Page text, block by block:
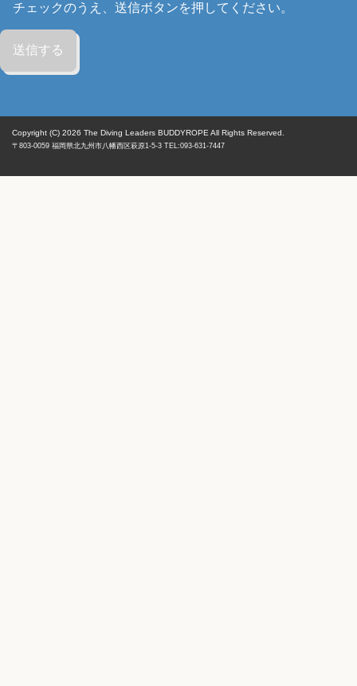
チェックのうえ、送信ボタンを押してください。
Copyright (C) 2026 The Diving Leaders BUDDYROPE All Rights Reserved.
〒803-0059 福岡県北九州市八幡西区萩原1-5-3 TEL:093-631-7447